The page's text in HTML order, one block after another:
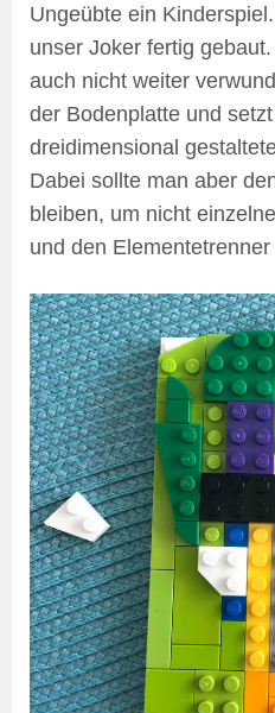
Ungeübte ein
unser Joker fertig
auch nicht weiter
der Bodenplatte und
dreidimensional
Dabei sollte man aber
bleiben, um nicht
und den